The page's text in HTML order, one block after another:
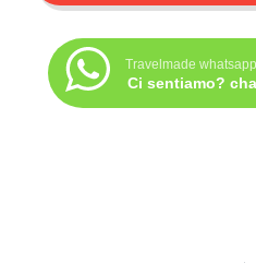
Travelmade whatsapp
Ci sentiamo?